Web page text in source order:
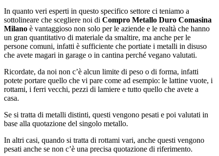
In quanto veri esperti in questo specifico settore ci teniamo a
sottolineare che scegliere noi di Compro Metallo Duro Comasina
Milano è vantaggioso non solo per le aziende e le realtà che hanno
un gran quantitativo di materiale da smaltire, ma anche per le
persone comuni, infatti è sufficiente che portiate i metalli in disuso
che avete magari in garage o in cantina perché vegano valutati.
Ricordate, da noi non c’è alcun limite di peso o di forma, infatti
potete portare quello che vi pare come ad esempio: le lattine vuote, i
rottami, i ferri vecchi, pezzi di lamiere e tutto quello che avete a
casa.
Se si tratta di metalli distinti, questi vengono pesati e poi valutati in
base alla quotazione del singolo metallo.
In altri casi, quando si tratta di rottami vari, anche questi vengono
pesati anche se non c’è una precisa quotazione di riferimento.